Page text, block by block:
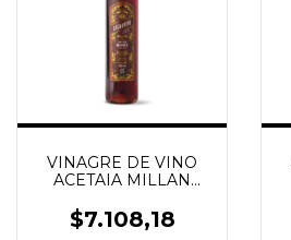
VINAGRE DE VINO
ACETAIA MILLAN
LAUR
$7.108,18